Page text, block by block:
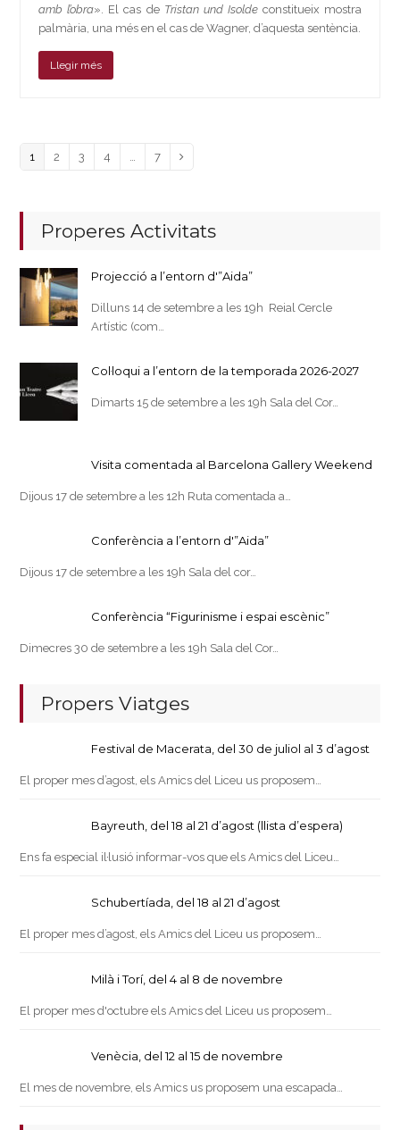
amb l’obra». El cas de Tristan und Isoldeconstitueix mostra
palmària, una més en el cas de Wagner, d’aquesta sentència.
Llegir més
Page
1 Page
2 Page
3 Page
4 Page
7 Next
Properes Activitats
Projecció a l’entorn d'”Aida”
Dilluns 14 de setembre a les 19h Reial Cercle
Artístic (com…
Col·loqui a l’entorn de la temporada 2026-2027
Dimarts 15 de setembre a les 19h Sala del Cor…
Visita comentada al Barcelona Gallery Weekend
Dijous 17 de setembre a les 12h Ruta comentada a…
Conferència a l’entorn d'”Aida”
Dijous 17 de setembre a les 19h Sala del cor…
Conferència “Figurinisme i espai escènic”
Dimecres 30 de setembre a les 19h Sala del Cor…
Propers Viatges
Festival de Macerata, del 30 de juliol al 3 d’agost
El proper mes d’agost, els Amics del Liceu us proposem…
Bayreuth, del 18 al 21 d’agost (llista d’espera)
Ens fa especial il·lusió informar-vos que els Amics del Liceu…
Schubertíada, del 18 al 21 d’agost
El proper mes d’agost, els Amics del Liceu us proposem…
Milà i Torí, del 4 al 8 de novembre
El proper mes d'octubre els Amics del Liceu us proposem…
Venècia, del 12 al 15 de novembre
El mes de novembre, els Amics us proposem una escapada…